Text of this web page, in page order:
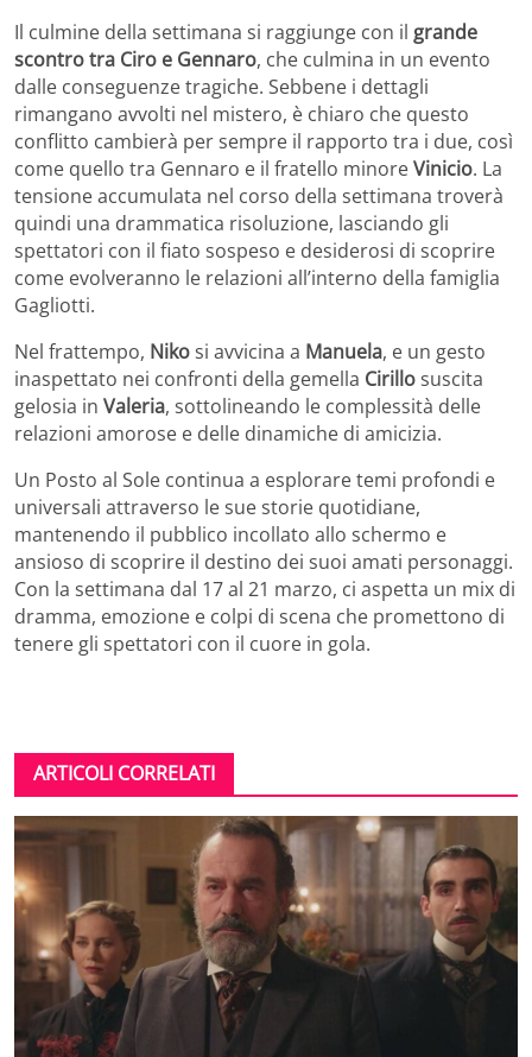
Il culmine della settimana si raggiunge con il grande
scontro tra Ciro e Gennaro, che culmina in un evento
dalle conseguenze tragiche. Sebbene i dettagli
rimangano avvolti nel mistero, è chiaro che questo
conflitto cambierà per sempre il rapporto tra i due, così
come quello tra Gennaro e il fratello minoreVinicio. La
tensione accumulata nel corso della settimana troverà
quindi una drammatica risoluzione, lasciando gli
spettatori con il fiato sospeso e desiderosi di scoprire
come evolveranno le relazioni all’interno della famiglia
Gagliotti.
Nel frattempo, Nikosi avvicina a Manuela, e un gesto
inaspettato nei confronti della gemella Cirillosuscita
gelosia in Valeria, sottolineando le complessità delle
relazioni amorose e delle dinamiche di amicizia.
Un Posto al Sole continua a esplorare temi profondi e
universali attraverso le sue storie quotidiane,
mantenendo il pubblico incollato allo schermo e
ansioso di scoprire il destino dei suoi amati personaggi.
Con la settimana dal 17 al 21 marzo, ci aspetta un mix di
dramma, emozione e colpi di scena che promettono di
tenere gli spettatori con il cuore in gola.
ARTICOLI CORRELATI